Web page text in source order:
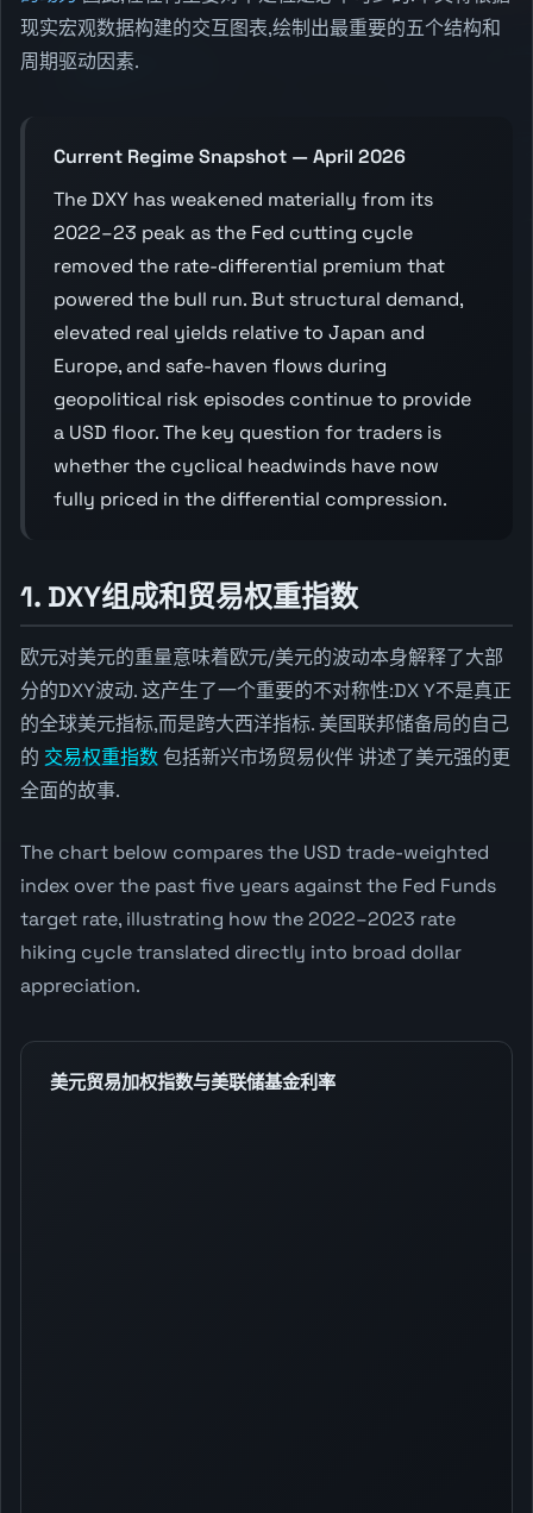
现实宏观数据构建的交互图表,绘制出最重要的五个结构和
周期驱动因素.
Current Regime Snapshot — April 2026
The DXY has weakened materially from its
2022–23 peak as the Fed cutting cycle
removed the rate-differential premium that
powered the bull run. But structural demand,
elevated real yields relative to Japan and
Europe, and safe-haven flows during
geopolitical risk episodes continue to provide
a USD floor. The key question for traders is
whether the cyclical headwinds have now
fully priced in the differential compression.
1. DXY组成和贸易权重指数
欧元对美元的重量意味着欧元/美元的波动本身解释了大部
分的DXY波动. 这产生了一个重要的不对称性:DX Y不是真正
的全球美元指标,而是跨大西洋指标. 美国联邦储备局的自己
的 交易权重指数包括新兴市场贸易伙伴 讲述了美元强的更
全面的故事.
The chart below compares the USD trade-weighted
index over the past five years against the Fed Funds
target rate, illustrating how the 2022–2023 rate
hiking cycle translated directly into broad dollar
appreciation.
美元贸易加权指数与美联储基金利率